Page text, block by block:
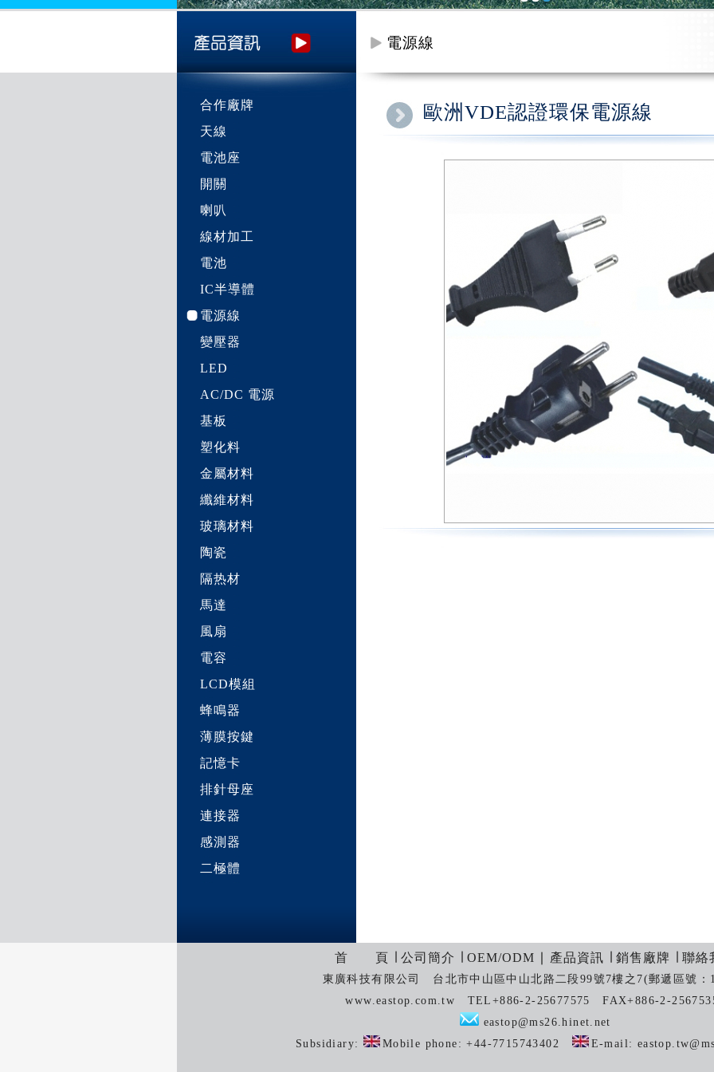
合作廠牌
天線
電池座
開關
喇叭
線材加工
電池
IC半導體
電源線
變壓器
LED
AC/DC 電源
基板
塑化料
金屬材料
纖維材料
玻璃材料
陶瓷
隔热材
馬達
風扇
電容
LCD模組
蜂鳴器
薄膜按鍵
記憶卡
排針母座
連接器
感測器
二極體
電源線
歐洲VDE認證環保電源線
首 頁 公司簡介 OEM/ODM 產品資訊 銷售廠牌 聯絡
東廣科技有限公司 台北市中山區中山北路二段99號7樓之7(郵遞區號：
www.eastop.com.tw TEL+886-2-25677575 FAX+886-2-
eastop@ms26.hinet.net
Subsidiary:
Mobile phone: +44-7715743402 E-mail: